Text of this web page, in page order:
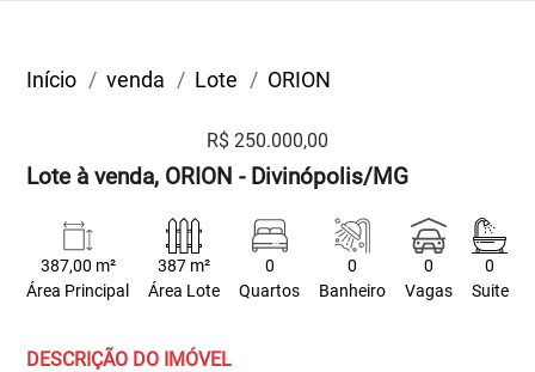
Início venda Lote ORION
R$ 250.000,00
Lote à venda, ORION - Divinópolis/MG
387,00 m²
Área Principal
387 m²
Área Lote
0
Quartos
0
Banheiro
0
Vagas
0
Suite
DESCRIÇÃO DO IMÓVEL